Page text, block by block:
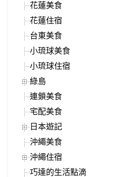
花蓮美食
花蓮住宿
台東美食
小琉球美食
小琉球住宿
綠島
連鎖美食
宅配美食
日本遊記
沖繩美食
沖繩住宿
巧達的生活點滴